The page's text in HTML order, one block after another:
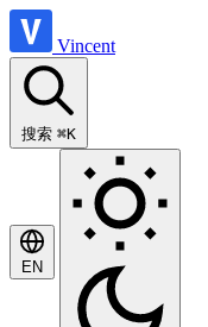
Vincent
搜索 ⌘K
EN